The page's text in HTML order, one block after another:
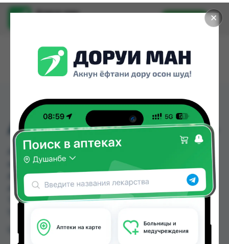
✕
Доруи ман
Установить
АНГИСАРТАН-Г ТБ №14
АНГИСАРТАН-Г ТБ №14 можно купить или
заказать в аптеках, Абубакри Карим, Авиценна,
АЗИЗ ВАКО , Алишер-К, Аптека + 24/7, Аптека
Алфавит, Аптека оптовый 24 по цене от 44.80
TJS до 58.08 TJS в Душанбе и других городах
Цена: от44.80 TJS